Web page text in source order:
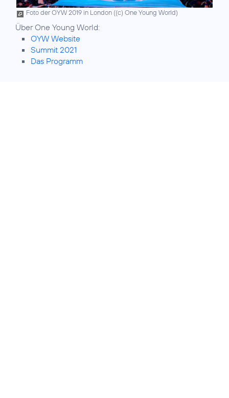
Foto der OYW 2019 in London ((c) One Young World)
OYW Website
Summit 2021
Das Programm